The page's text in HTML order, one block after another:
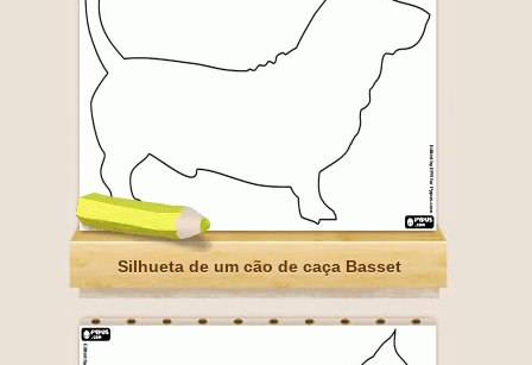
Silhueta de um cão de caça Basset